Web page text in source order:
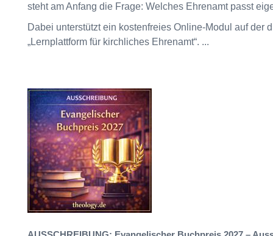
steht am Anfang die Frage: Welches Ehrenamt passt
Dabei unterstützt ein kostenfreies Online-Modul auf der
„Lernplattform für kirchliches Ehrenamt“. ...